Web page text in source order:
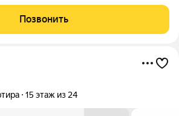
где можно выделить игровую и
Позвонить
15 этаж из 24